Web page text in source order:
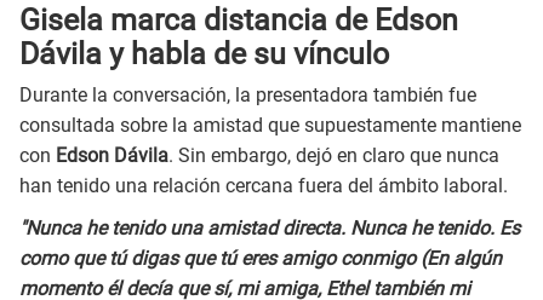
Gisela marca distancia de Edson
Dávila y habla de su vínculo
Durante la conversación, la presentadora también fue
consultada sobre la amistad que supuestamente mantiene
con Edson Dávila. Sin embargo, dejó en claro que nunca
han tenido una relación cercana fuera del ámbito laboral.
"Nunca he tenido una amistad directa. Nunca he tenido. Es
como que tú digas que tú eres amigo conmigo (En algún
momento él decía que sí, mi amiga, Ethel también mi